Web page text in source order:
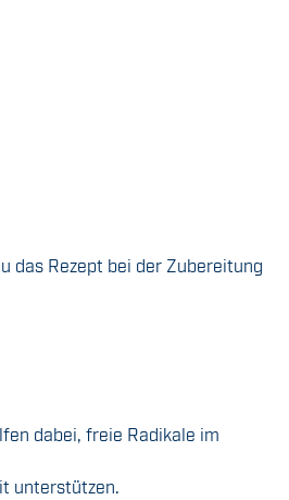
das Rezept bei der Zubereitung
dabei, freie Radikale im
unterstützen.